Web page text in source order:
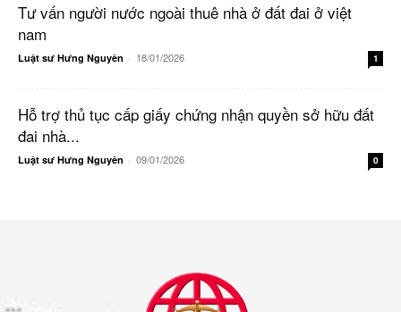
Tư vấn người nước ngoài thuê nhà ở đất đai ở việt
nam
Luật sư Hưng Nguyên - 18/01/2026 1
Hỗ trợ thủ tục cấp giấy chứng nhận quyền sở hữu đất
đai nhà...
Luật sư Hưng Nguyên - 09/01/2026 0